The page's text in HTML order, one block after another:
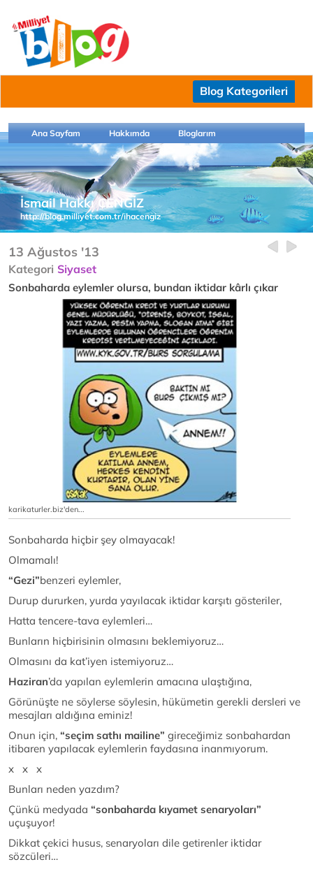
Blog Kategorileri
Ana Sayfam Hakkımda Bloglarım
İsmail Hakkı CENGİZ
http://blog.milliyet.com.tr/ihacengiz
13 Ağustos '13
Kategori Siyaset
Sonbaharda eylemler olursa, bundan iktidar kârlı çıkar
karikaturler.biz'den...
Sonbaharda hiçbir şey olmayacak!
Olmamalı!
“Gezi”benzeri eylemler,
Durup dururken, yurda yayılacak iktidar karşıtı gösteriler,
Hatta tencere-tava eylemleri…
Bunların hiçbirisinin olmasını beklemiyoruz…
Olmasını da kat’iyen istemiyoruz…
Haziran’da yapılan eylemlerin amacına ulaştığına,
Görünüşte ne söylerse söylesin, hükümetin gerekli dersleri ve
mesajları aldığına eminiz!
Onun için, “seçim sathı mailine” gireceğimiz sonbahardan
itibaren yapılacak eylemlerin faydasına inanmıyorum.
x x x
Bunları neden yazdım?
Çünkü medyada “sonbaharda kıyamet senaryoları”
uçuşuyor!
Dikkat çekici husus, senaryoları dile getirenler iktidar
sözcüleri…